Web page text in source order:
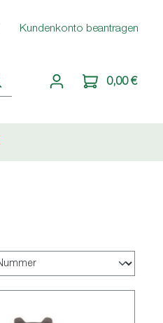
Kundenkonto beantragen
0,00 €